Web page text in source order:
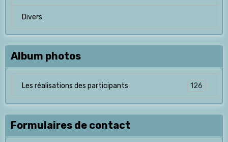
Divers
Album photos
Les réalisations des participants 126
Formulaires de contact